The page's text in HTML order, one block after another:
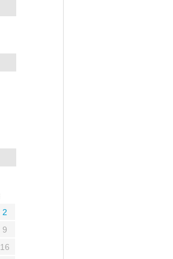
2
9
16